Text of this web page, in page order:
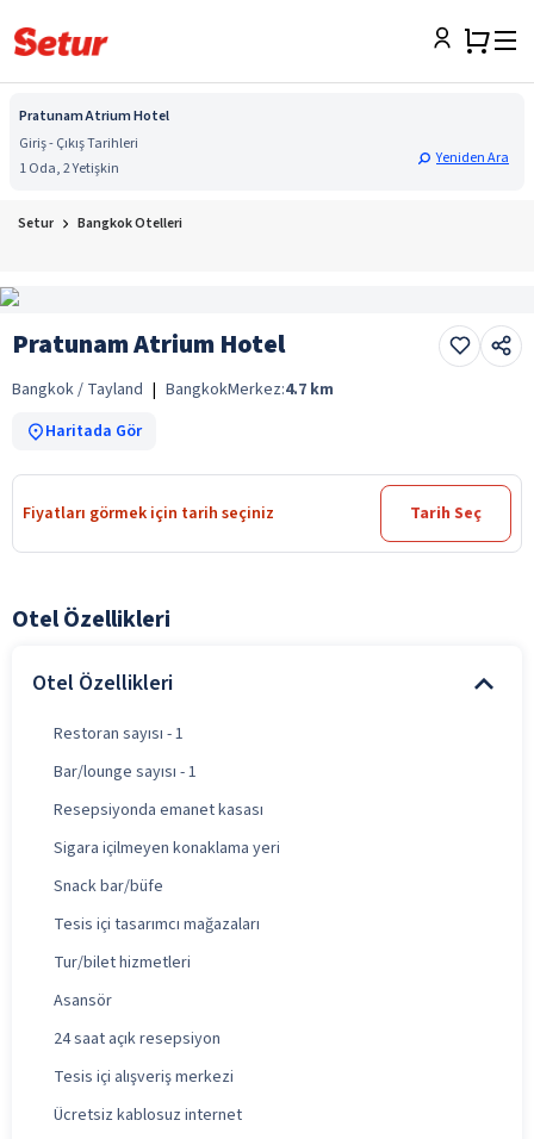
Pratunam Atrium Hotel
Giriş - Çıkış Tarihleri
1 Oda, 2 Yetişkin
Yeniden Ara
Setur Bangkok Otelleri
Pratunam Atrium Hotel
Bangkok / Tayland | BangkokMerkez:4.7 km
Haritada Gör
Fiyatları görmek için tarih seçiniz Tarih Seç
Otel Özellikleri
Otel Özellikleri
Restoran sayısı - 1
Bar/lounge sayısı - 1
Resepsiyonda emanet kasası
Sigara içilmeyen konaklama yeri
Snack bar/büfe
Tesis içi tasarımcı mağazaları
Tur/bilet hizmetleri
Asansör
24 saat açık resepsiyon
Tesis içi alışveriş merkezi
Ücretsiz kablosuz internet